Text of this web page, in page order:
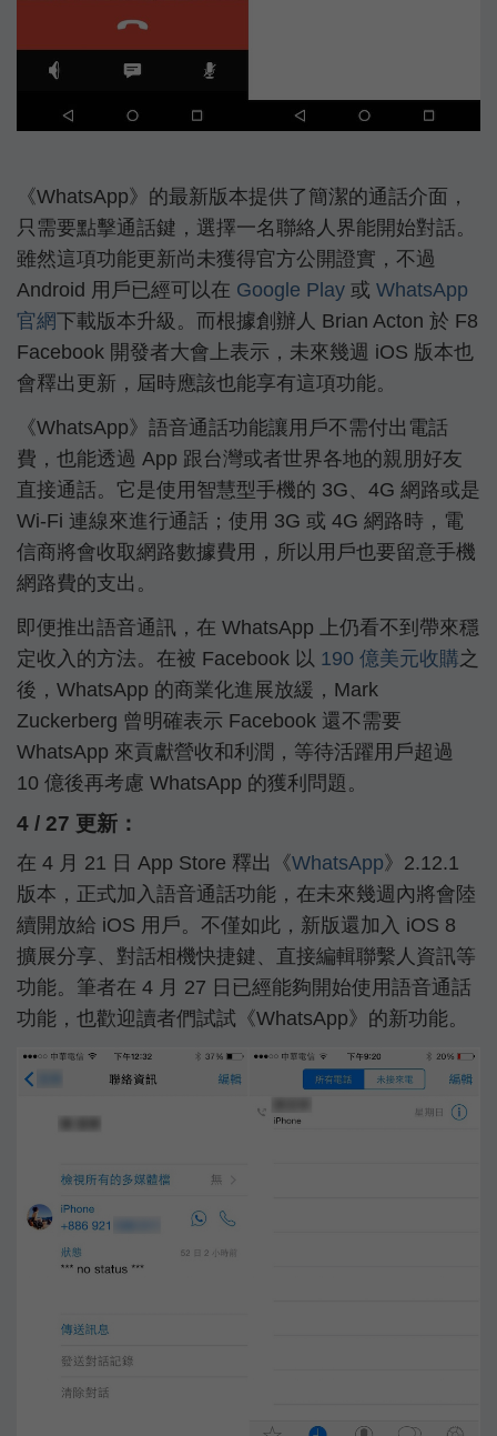
《WhatsApp》的最新版本提供了簡潔的通話介面，
只需要點擊通話鍵，選擇一名聯絡人界能開始對話。
雖然這項功能更新尚未獲得官方公開證實，不過
Android 用戶已經可以在 Google Play 或 WhatsApp
官網下載版本升級。而根據創辦人 Brian Acton 於 F8
Facebook 開發者大會上表示，未來幾週 iOS 版本也
會釋出更新，屆時應該也能享有這項功能。
《WhatsApp》語音通話功能讓用戶不需付出電話
費，也能透過 App 跟台灣或者世界各地的親朋好友
直接通話。它是使用智慧型手機的 3G、4G 網路或是
Wi-Fi 連線來進行通話；使用 3G 或 4G 網路時，電
信商將會收取網路數據費用，所以用戶也要留意手機
網路費的支出。
即便推出語音通訊，在 WhatsApp 上仍看不到帶來穩
定收入的方法。在被 Facebook 以 190 億美元收購之
後，WhatsApp 的商業化進展放緩，Mark
Zuckerberg 曾明確表示 Facebook 還不需要
WhatsApp 來貢獻營收和利潤，等待活躍用戶超過
10 億後再考慮 WhatsApp 的獲利問題。
4 / 27 更新：
在 4 月 21 日 App Store 釋出《WhatsApp》2.12.1
版本，正式加入語音通話功能，在未來幾週內將會陸
續開放給 iOS 用戶。不僅如此，新版還加入 iOS 8
擴展分享、對話相機快捷鍵、直接編輯聯繫人資訊等
功能。筆者在 4 月 27 日已經能夠開始使用語音通話
功能，也歡迎讀者們試試《WhatsApp》的新功能。